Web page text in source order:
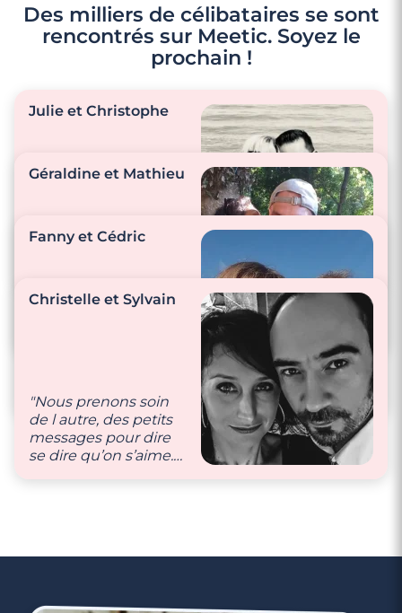
Rencontre à Dieppe
3 minutes
Des milliers de célibataires se sont
rencontrés sur Meetic. Soyez le
prochain !
Julie et Christophe
choses simples du
quotidien qui n’ont
amour."
Géraldine et Mathieu
beaucoup de
tendresse. C’est
Fanny et Cédric
surprises."
Christelle et Sylvain
"Nous prenons soin
de l autre, des petits
messages pour dire
se dire qu’on s’aime.